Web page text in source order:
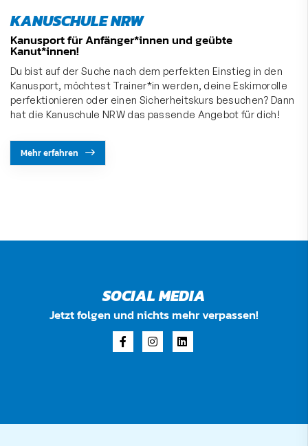
KANUSCHULE NRW
Kanusport für Anfänger*innen und geübte
Kanut*innen!
Du bist auf der Suche nach dem perfekten Einstieg in den
Kanusport, möchtest Trainer*in werden, deine Eskimorolle
perfektionieren oder einen Sicherheitskurs besuchen? Dann
hat die Kanuschule NRW das passende Angebot für dich!
Mehr erfahren
SOCIAL MEDIA
Jetzt folgen und nichts mehr verpassen!